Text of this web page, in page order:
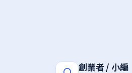
創業者 / 小編